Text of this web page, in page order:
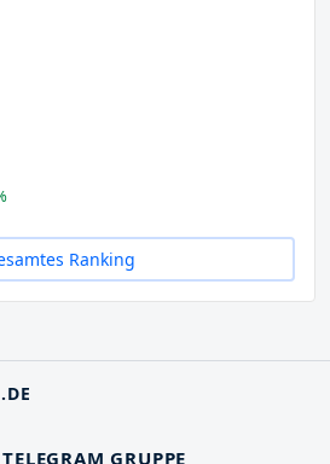
Ranking
TELEGRAM GRUPPE